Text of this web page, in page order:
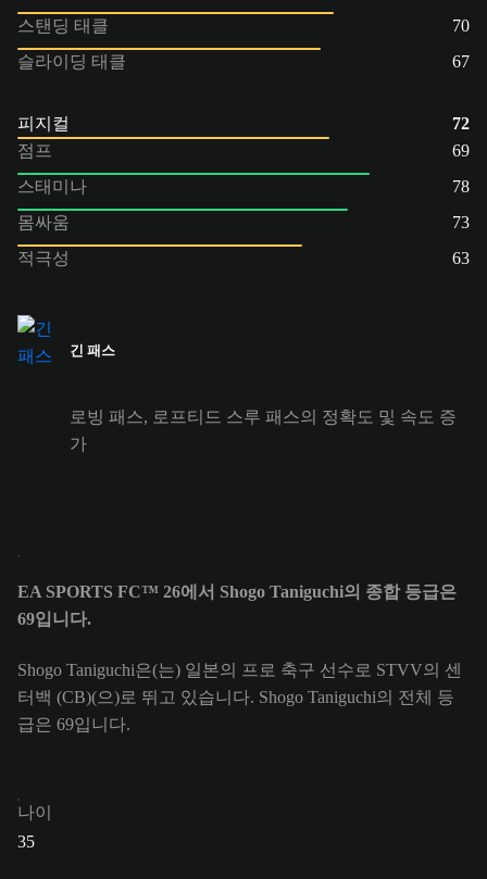
스탠딩 태클
70
슬라이딩 태클
67
피지컬
72
점프
69
스태미나
78
몸싸움
73
적극성
63
긴 패스
로빙 패스, 로프티드 스루 패스의 정확도 및 속도 증
가
EA SPORTS FC™ 26에서 Shogo Taniguchi의 종합 등급은
69입니다.
Shogo Taniguchi은(는) 일본의 프로 축구 선수로 STVV의 센
터백 (CB)(으)로 뛰고 있습니다. Shogo Taniguchi의 전체 등
급은 69입니다.
나이
35